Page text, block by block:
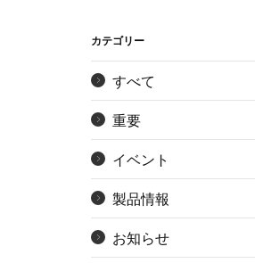
カテゴリー
すべて
重要
イベント
製品情報
お知らせ